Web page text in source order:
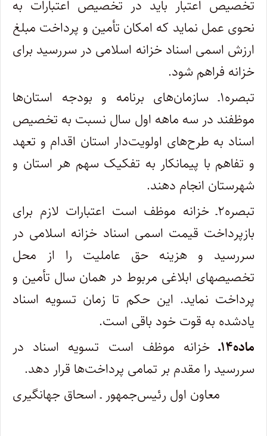
تخصیص اعتبار باید در تخصیص اعتبارات به
نحوی عمل نماید که امکان تأمین و پرداخت مبلغ
ارزش اسمی اسناد خزانه اسلامی در سررسید برای
خزانه فراهم شود.
تبصره۱ـ سازمان‌های برنامه و بودجه استان‌ها
موظفند در سه ماهه اول سال نسبت به تخصیص
اسناد به طرح‌های اولویت‌دار استان اقدام و تعهد
و تفاهم با پیمانکار به تفکیک سهم هر استان و
شهرستان انجام دهند.
تبصره۲ـ خزانه موظف است اعتبارات لازم برای
بازپرداخت قیمت اسمی اسناد خزانه اسلامی در
سررسید و هزینه حق عاملیت را از محل
تخصیص‏های ابلاغی مربوط در همان سال تأمین و
پرداخت نماید. این حکم تا زمان تسویه اسناد
یادشده به قوت خود باقی است.
ماده۱۴ـ
خزانه موظف است تسویه اسناد در
سررسید را مقدم بر تمامی پرداخت‌ها قرار دهد.
معاون اول رئیس‌جمهور ـ اسحاق جهانگیری